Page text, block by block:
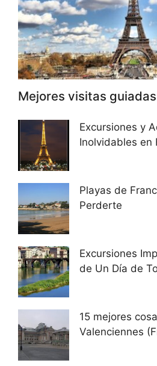
Mejores visitas
Excursiones y
Inolvidables en
Playas de
Perderte
Excursiones
de Un Día de
15 mejores
Valenciennes